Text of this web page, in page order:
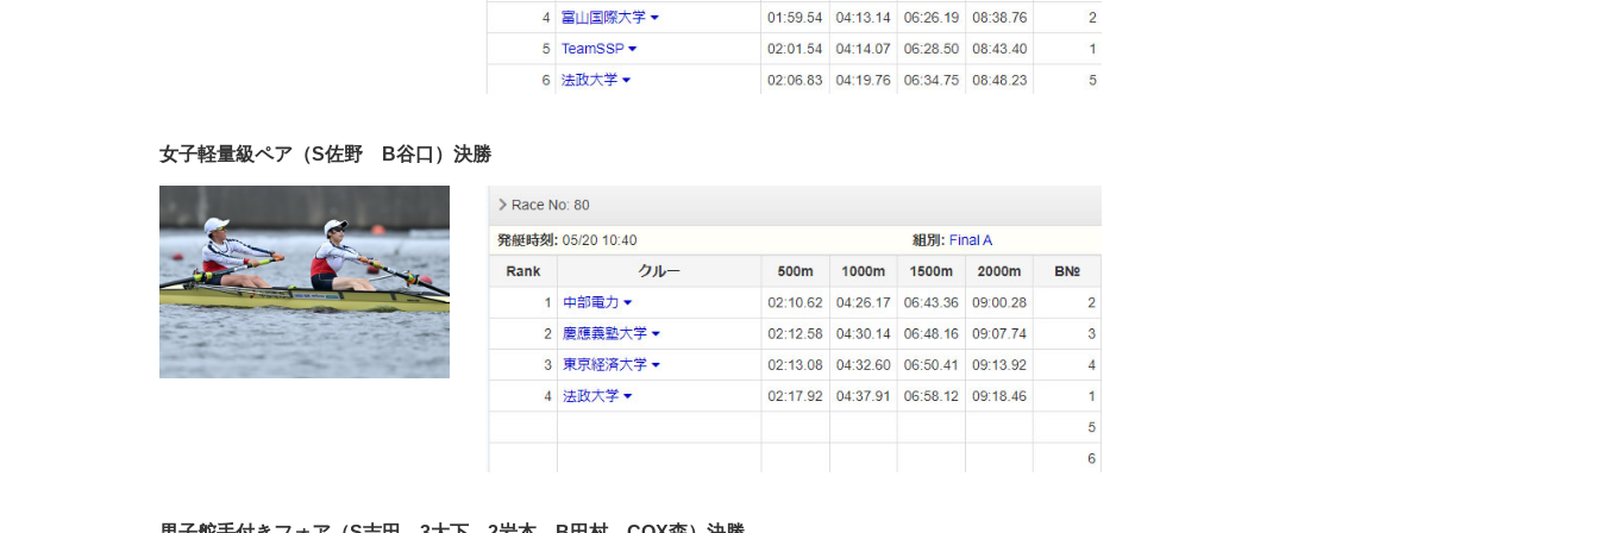
女子軽量級ペア（S佐野 B谷口）決勝